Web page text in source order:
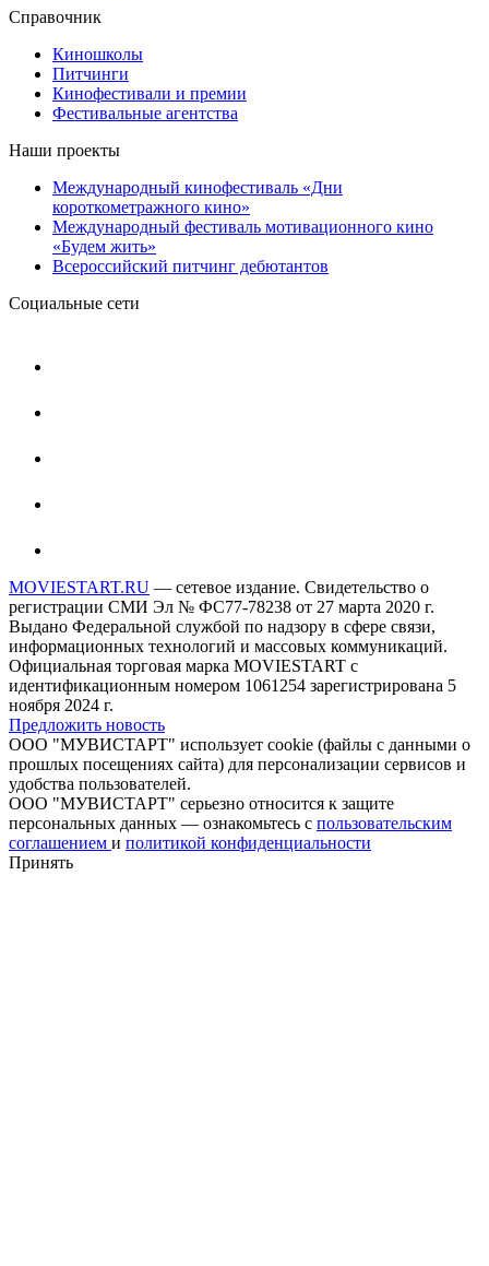
Справочник
Киношколы
Питчинги
Кинофестивали и премии
Фестивальные агентства
Наши проекты
Международный кинофестиваль «Дни
короткометражного кино»
Международный фестиваль мотивационного кино
«Будем жить»
Всероссийский питчинг дебютантов
Социальные сети
MOVIESTART.RU — сетевое издание. Свидетельство о
регистрации СМИ Эл № ФС77-78238 от 27 марта 2020 г.
Выдано Федеральной службой по надзору в сфере связи,
информационных технологий и массовых коммуникаций.
Официальная торговая марка MOVIESTART с
идентификационным номером 1061254 зарегистрирована 5
ноября 2024 г.
Предложить новость
ООО "МУВИСТАРТ" использует cookie (файлы с данными о
прошлых посещениях сайта) для персонализации сервисов и
удобства пользователей.
ООО "МУВИСТАРТ" серьезно относится к защите
персональных данных — ознакомьтесь с пользовательским
соглашением и политикой конфиденциальности
Принять